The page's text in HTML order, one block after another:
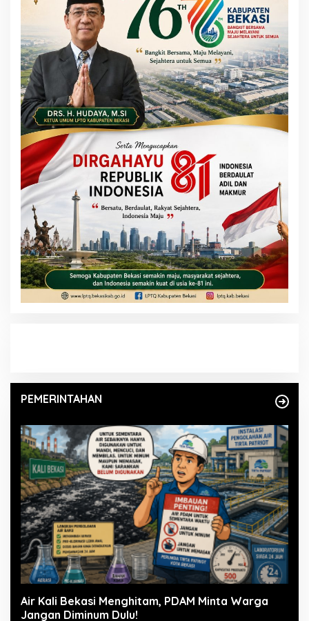
PEMERINTAHAN
Air Kali Bekasi Menghitam, PDAM Minta Warga
Jangan Diminum Dulu!